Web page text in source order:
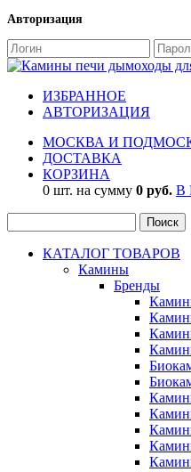
Авторизация
ИЗБРАННОЕ
АВТОРИЗАЦИЯ
МОСКВА И
ДОСТАВКА
КОРЗИНА
0 шт. на сумму 0 руб. В
КАТАЛОГ ТОВАРОВ
Камины
Бренды